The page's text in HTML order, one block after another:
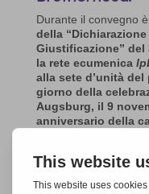
Durante il convegno
della
Giustificazione” del
la rete ecumenica
alla sete d’unità
giorno della
Augsburg, il 9
anniversario della
Al suo entro in